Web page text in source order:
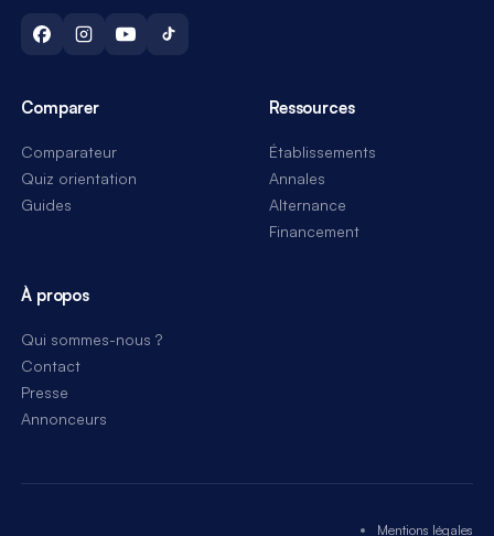
Comparer
Comparateur
Quiz orientation
Guides
Ressources
Établissements
Annales
Alternance
Financement
À propos
Qui sommes-nous ?
Contact
Presse
Annonceurs
Mentions légales